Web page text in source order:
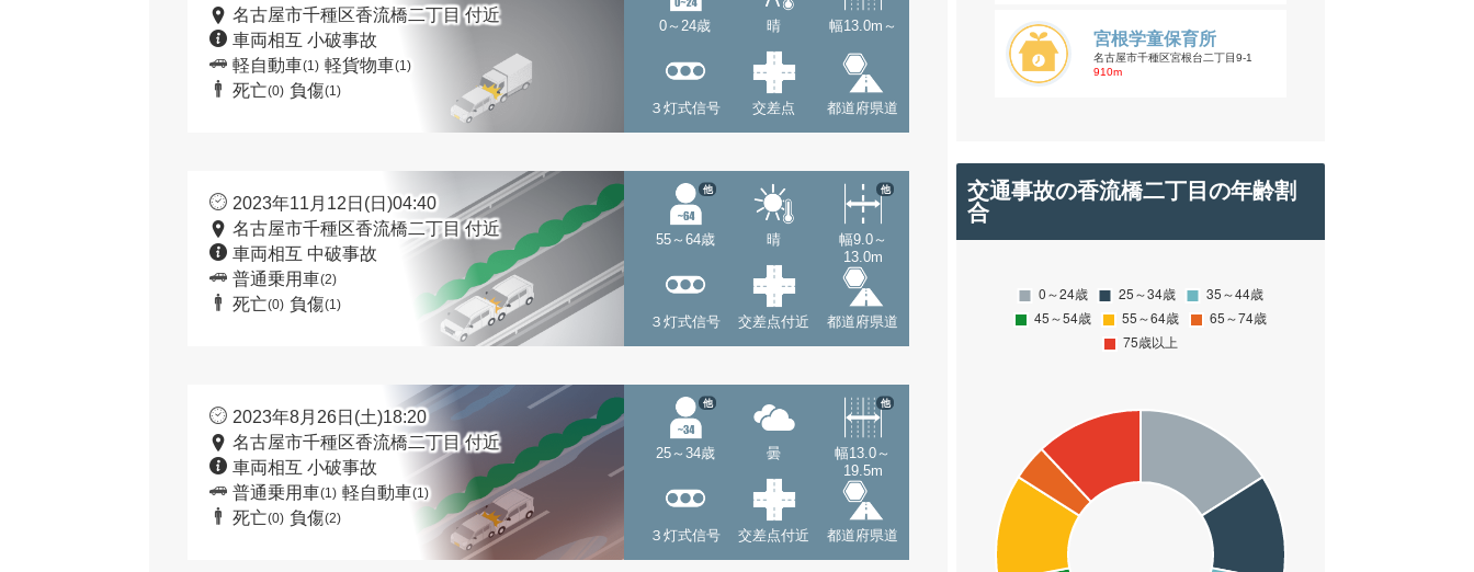
名古屋市千種区香流橋二丁目 付近
車両相互 小破事故
軽自動車(1) 軽貨物車(1)
死亡(0) 負傷(1)
0～24歳 晴 幅13.0m～
３灯式信号 交差点 都道府県道
2023年11月12日(日)04:40
名古屋市千種区香流橋二丁目 付近
車両相互 中破事故
普通乗用車(2)
死亡(0) 負傷(1)
55～64歳
他
晴
幅9.0～
13.0m
他
３灯式信号 交差点付近 都道府県道
2023年8月26日(土)18:20
名古屋市千種区香流橋二丁目 付近
車両相互 小破事故
普通乗用車(1) 軽自動車(1)
死亡(0) 負傷(2)
25～34歳
他
曇
幅13.0～
19.5m
他
３灯式信号 交差点付近 都道府県道
宮根学童保育所
名古屋市千種区宮根台二丁目9-1
910m
交通事故の香流橋二丁目の年齢割
合